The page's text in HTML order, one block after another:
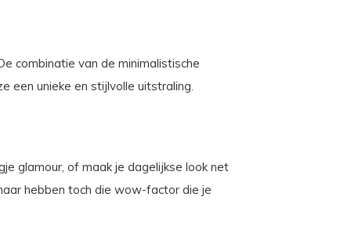
combinatie van de minimalistische
een unieke en stijlvolle uitstraling.
glamour, of maak je dagelijkse look net
hebben toch die wow-factor die je